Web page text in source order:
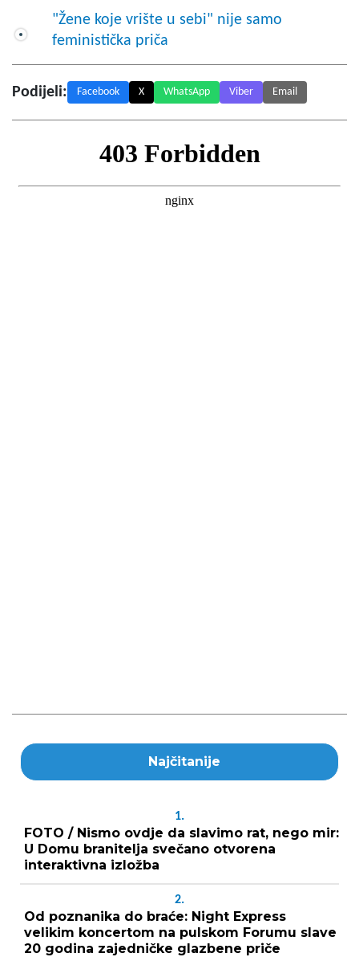
"Žene koje vrište u sebi" nije samo
feministička priča
Podijeli: Facebook X WhatsApp Viber Email
Najčitanije
1.
FOTO / Nismo ovdje da slavimo rat, nego mir:
U Domu branitelja svečano otvorena
interaktivna izložba
2.
Od poznanika do braće: Night Express
velikim koncertom na pulskom Forumu slave
20 godina zajedničke glazbene priče